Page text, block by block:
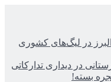
در لیگ‌های کشوری
در دیداری تدارکاتی
بسته!